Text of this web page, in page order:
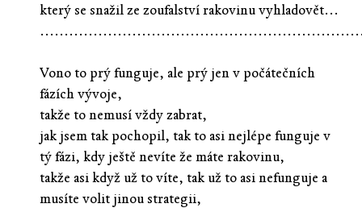
který se snažil ze zoufalství rakovinu vyhladovět...
Vono to prý funguje, ale prý jen v počátečních
fázích vývoje,
takže to nemusí vždy zabrat,
jak jsem tak pochopil, tak to asi nejlépe funguje v
tý fázi, kdy ještě nevíte že máte rakovinu,
takže asi když už to víte, tak už to asi nefunguje a
musíte volit jinou strategii,